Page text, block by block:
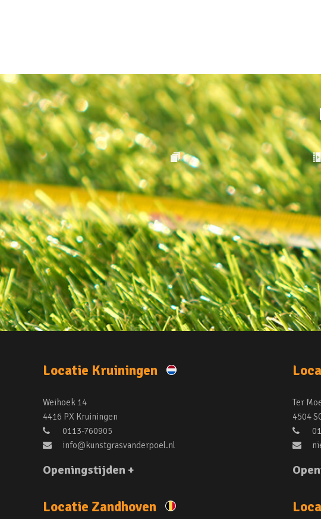
Locatie Kruiningen
Weihoek 14
4416 PX Kruiningen
0113-760905
info@kunstgrasvanderpoel.nl
Openingstijden +
Ter
4504
Locatie Zandhoven